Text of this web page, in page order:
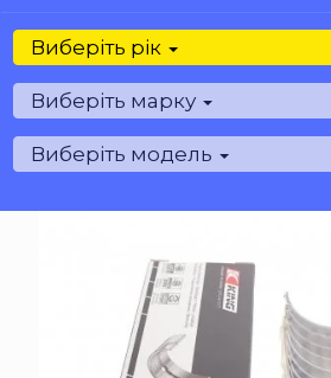
Виберіть рік
Виберіть марку
Виберіть модель